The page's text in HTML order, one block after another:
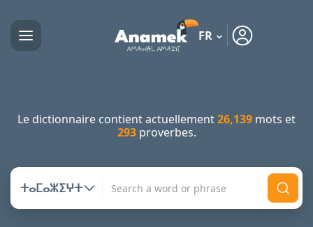
FR
Le dictionnaire contient actuellement26,139 mots et
293proverbes.
ⵜⴰⵎⴰⵣⵉⵖⵜ